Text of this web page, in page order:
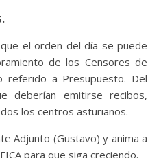
el orden del día se puede
de los Censores de
referido a Presupuesto. Del
deberían emitirse recibos,
los centros asturianos.
Adjunto (Gustavo) y anima a
para que siga creciendo.